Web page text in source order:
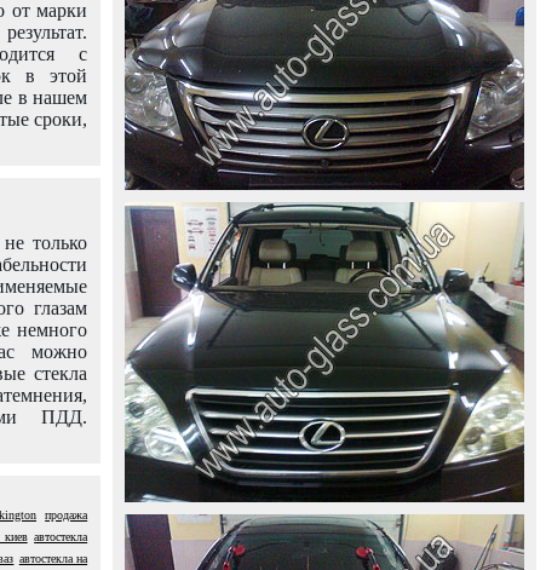
от марки
с
в этой
в нашем
сроки,
только
глазам
немного
можно
стекла
ПДД.
продажа
киев автостекла
автостекла на